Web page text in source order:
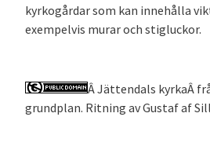
kyrkogårdar som kan innehålla
exempelvis murar och stigluckor.
Â Jättendals kyrkaÂ
grundplan. Ritning av Gustaf af